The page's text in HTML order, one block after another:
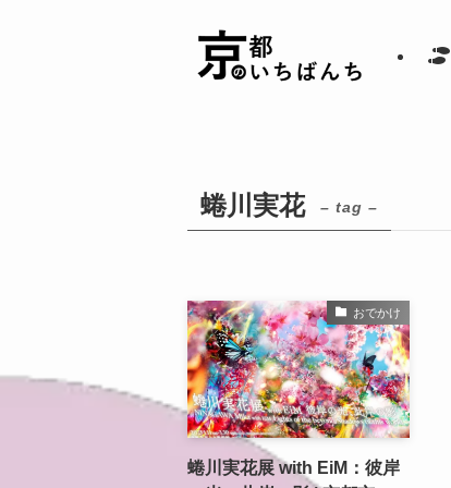
蜷川実花 – tag –
おでかけ
蜷川実花展 with EiM：彼岸